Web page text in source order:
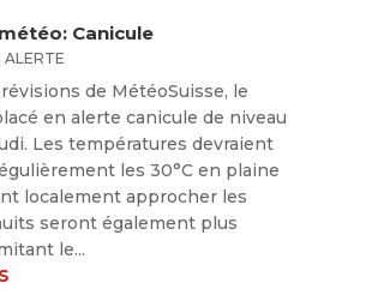
Canicule
ALERTE
de MétéoSuisse, le
en alerte canicule de niveau
Les températures devraient
les 30°C en plaine
localement approcher les
seront également plus
le...